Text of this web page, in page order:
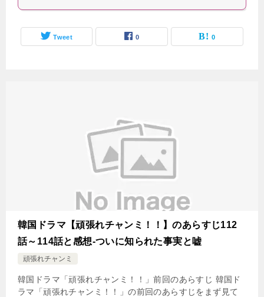
Tweet 0 0
韓国ドラマ【頑張れチャンミ！！】のあらすじ112
話～114話と感想-ついに知られた事実と嘘
頑張れチャンミ
韓国ドラマ「頑張れチャンミ！！」前回のあらすじ 韓国ド
ラマ「頑張れチャンミ！！」の前回のあらすじをまず見て